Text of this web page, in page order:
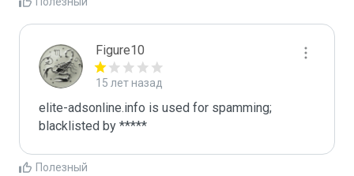
Figure10
15 лет назад
elite-adsonline.info is used for spamming;
blacklisted by *****
Полезный